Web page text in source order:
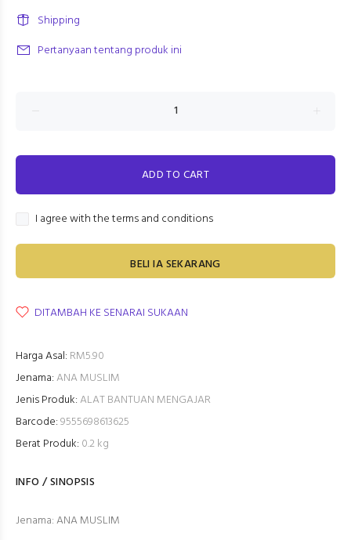
Shipping
Pertanyaan tentang produk ini
ADD TO CART
I agree with the terms and conditions
BELI IA SEKARANG
DITAMBAH KE SENARAI SUKAAN
Harga Asal: RM5.90
Jenama:ANA MUSLIM
Jenis Produk:ALAT BANTUAN MENGAJAR
Barcode:9555698613625
Berat Produk: 0.2 kg
INFO / SINOPSIS
Jenama: ANA MUSLIM